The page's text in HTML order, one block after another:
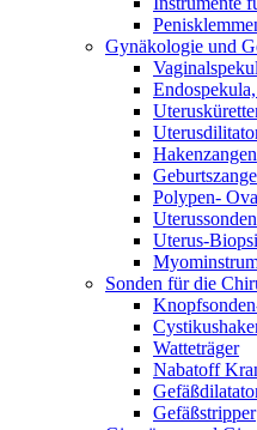
Gynäkologie und
Hakenzangen
Polypen-
Uterus-
Sonden für die
Watteträger
Nabatoff
Gefäßstripper